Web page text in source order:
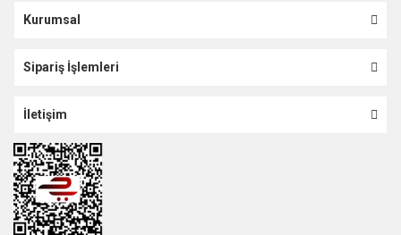
Kurumsal
Sipariş İşlemleri
İletişim